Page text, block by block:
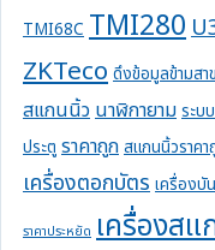
TMI68C TMI280
ZKTeco ดึงข้อมูลข้ามสา
สแกนนิ้วนาฬิกายาม ระบ
ประตู ราคาถูก สแกนนิ้วราคา
เครื่องตอกบัตร เครื่องบั
ราคาประหยัด เครื่องส